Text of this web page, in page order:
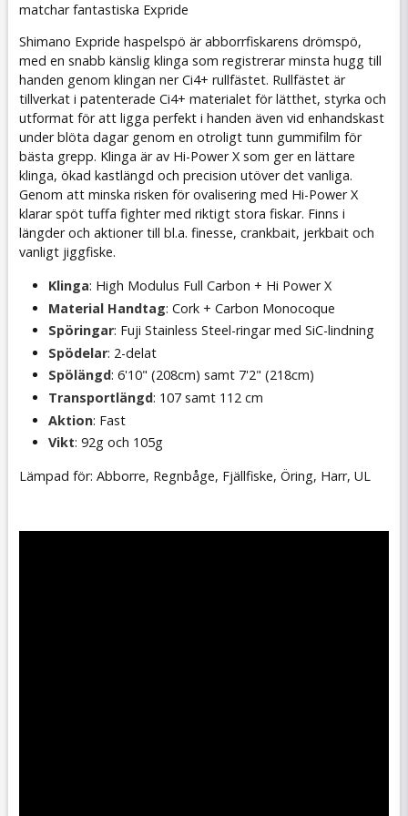
matchar fantastiska Expride
Shimano Expride haspelspö är abborrfiskarens drömspö,
med en snabb känslig klinga som registrerar minsta hugg till
handen genom klingan ner Ci4+ rullfästet. Rullfästet är
tillverkat i patenterade Ci4+ materialet för lätthet, styrka och
utformat för att ligga perfekt i handen även vid enhandskast
under blöta dagar genom en otroligt tunn gummifilm för
bästa grepp. Klinga är av Hi-Power X som ger en lättare
klinga, ökad kastlängd och precision utöver det vanliga.
Genom att minska risken för ovalisering med Hi-Power X
klarar spöt tuffa fighter med riktigt stora fiskar. Finns i
längder och aktioner till bl.a. finesse, crankbait, jerkbait och
vanligt jiggfiske.
Klinga: High Modulus Full Carbon + Hi Power X
Material Handtag: Cork + Carbon Monocoque
Spöringar: Fuji Stainless Steel-ringar med SiC-lindning
Spödelar: 2-delat
Spölängd: 6'10" (208cm) samt 7'2" (218cm)
Transportlängd: 107 samt 112 cm
Aktion: Fast
Vikt: 92g och 105g
Lämpad för: Abborre, Regnbåge, Fjällfiske, Öring, Harr, UL